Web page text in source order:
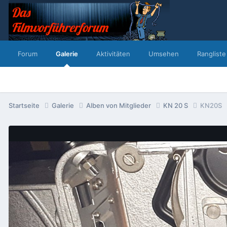
Forum Galerie Aktivitäten Umsehen Rangliste
Startseite Galerie Alben von Mitglieder KN 20 S KN20S